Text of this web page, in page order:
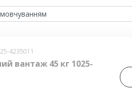
4235011
вантаж 45 кг 1025-